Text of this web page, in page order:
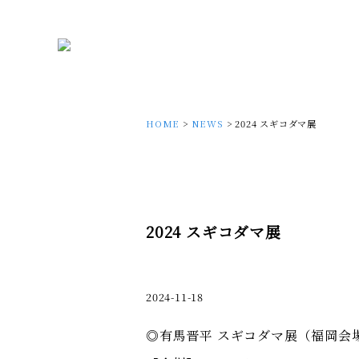
HOME > NEWS > 2024 スギコダマ展
2024 スギコダマ展
2024-11-18
◎有馬晋平 スギコダマ展（福岡会